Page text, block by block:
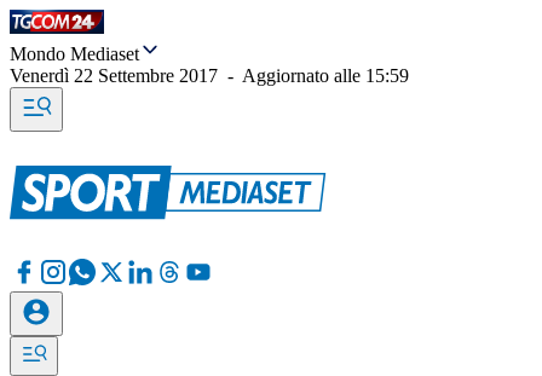
Mondo Mediaset
Venerdì 22 Settembre 2017 - Aggiornato alle 15:59